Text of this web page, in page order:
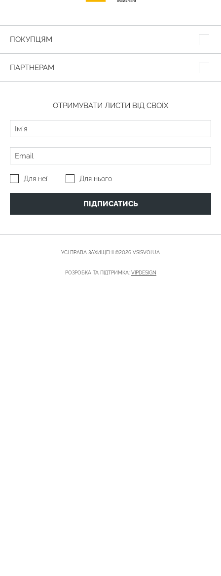
ПОКУПЦЯМ
ПАРТНЕРАМ
ОТРИМУВАТИ ЛИСТИ ВІД СВОЇХ
Для неї Для нього
ПІДПИСАТИСЬ
УСІ ПРАВА ЗАХИЩЕНІ ©2026 VSISVOI.UA
РОЗРОБКА ТА ПІДТРИМКА: VIPDESIGN